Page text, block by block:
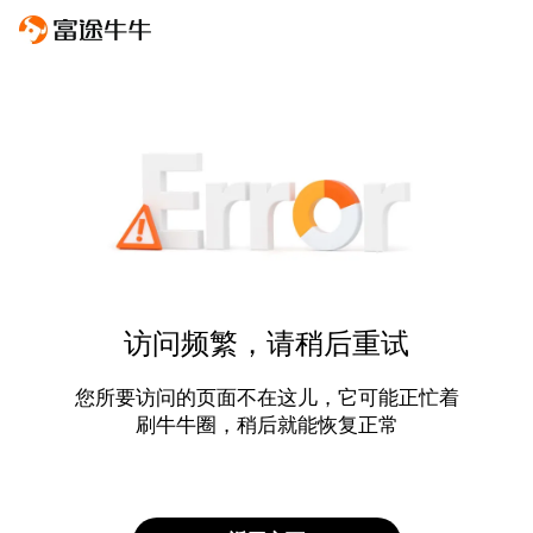
访问频繁，请稍后重试
您所要访问的页面不在这儿，它可能正忙着
刷牛牛圈，稍后就能恢复正常